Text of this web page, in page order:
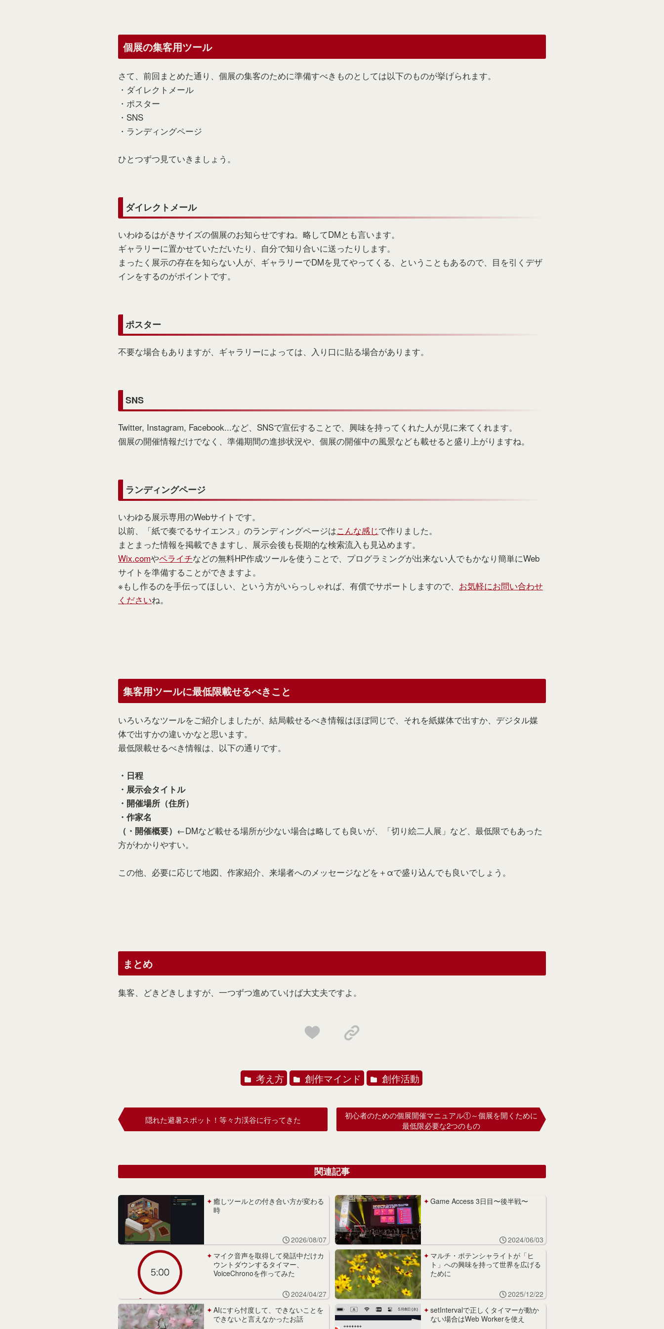
個展の集客用ツール
さて、前回まとめた通り、個展の集客のために準備すべきものとしては以下のものが挙げられます。
・ダイレクトメール
・ポスター
・SNS
・ランディングページ
ひとつずつ見ていきましょう。
ダイレクトメール
いわゆるはがきサイズの個展のお知らせですね。略してDMとも言います。
ギャラリーに置かせていただいたり、自分で知り合いに送ったりします。
まったく展示の存在を知らない人が、ギャラリーでDMを見てやってくる、ということもあるので、目を引くデザ
インをするのがポイントです。
ポスター
不要な場合もありますが、ギャラリーによっては、入り口に貼る場合があります。
SNS
Twitter, Instagram, Facebook...など、SNSで宣伝することで、興味を持ってくれた人が見に来てくれます。
個展の開催情報だけでなく、準備期間の進捗状況や、個展の開催中の風景なども載せると盛り上がりますね。
ランディングページ
いわゆる展示専用のWebサイトです。
以前、「紙で奏でるサイエンス」のランディングページはこんな感じで作りました。
まとまった情報を掲載できますし、展示会後も長期的な検索流入も見込めます。
Wix.comやペライチなどの無料HP作成ツールを使うことで、プログラミングが出来ない人でもかなり簡単にWeb
サイトを準備することができますよ。
※もし作るのを手伝ってほしい、という方がいらっしゃれば、有償でサポートしますので、 お気軽にお問い合わせ
くださいね。
集客用ツールに最低限載せるべきこと
いろいろなツールをご紹介しましたが、結局載せるべき情報はほぼ同じで、それを紙媒体で出すか、デジタル媒
体で出すかの違いかなと思います。
最低限載せるべき情報は、以下の通りです。
・日程
・展示会タイトル
・開催場所（住所）
・作家名
（・開催概要） ←DMなど載せる場所が少ない場合は略しても良いが、「切り絵二人展」など、最低限でもあった
方がわかりやすい。
この他、必要に応じて地図、作家紹介、来場者へのメッセージなどを＋αで盛り込んでも良いでしょう。
まとめ
集客、どきどきしますが、一つずつ進めていけば大丈夫ですよ。
考え方 創作マインド 創作活動
隠れた避暑スポット！等々力渓谷に行ってきた
初心者のための個展開催マニュアル①～個展を開くために
最低限必要な2つのもの
関連記事
癒しツールとの付き合い方が変わる
時
2026/08/07
Game Access 3日目〜後半戦〜
2024/06/03
マイク音声を取得して発話中だけカ
ウントダウンするタイマー、
VoiceChronoを作ってみた
2024/04/27
マルチ・ポテンシャライトが「ヒ
ト」への興味を持って世界を広げる
ために
2025/12/22
AIにすら忖度して、できないことを
できないと言えなかったお話
setIntervalで正しくタイマーが動か
ない場合はWeb Workerを使え